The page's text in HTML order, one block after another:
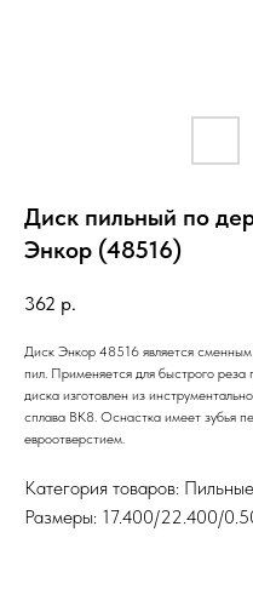
Диск пильный по
Энкор (48516)
362 р.
Диск Энкор 48516 является
пил. Применяется для быстрого
диска изготовлен из
сплава ВК8. Оснастка имеет зубья
евроотверстием.
Категория товаров:
Размеры: 17.400/22.400/